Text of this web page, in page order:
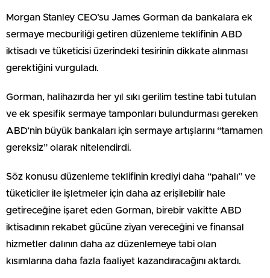
Morgan Stanley CEO’su James Gorman da bankalara ek
sermaye mecburiliği getiren düzenleme teklifinin ABD
iktisadı ve tüketicisi üzerindeki tesirinin dikkate alınması
gerektiğini vurguladı.
Gorman, halihazırda her yıl sıkı gerilim testine tabi tutulan
ve ek spesifik sermaye tamponları bulundurması gereken
ABD’nin büyük bankaları için sermaye artışlarını “tamamen
gereksiz” olarak nitelendirdi.
Söz konusu düzenleme teklifinin krediyi daha “pahalı” ve
tüketiciler ile işletmeler için daha az erişilebilir hale
getireceğine işaret eden Gorman, birebir vakitte ABD
iktisadının rekabet gücüne ziyan vereceğini ve finansal
hizmetler dalının daha az düzenlemeye tabi olan
kısımlarına daha fazla faaliyet kazandıracağını aktardı.